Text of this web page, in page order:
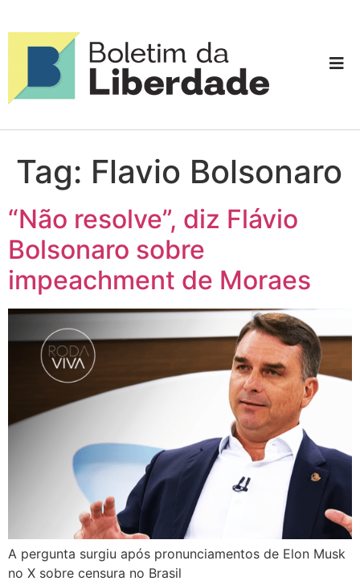
Tag: Flavio Bolsonaro
“Não resolve”, diz Flávio
Bolsonaro sobre
impeachment de Moraes
A pergunta surgiu após pronunciamentos de Elon Musk
no X sobre censura no Brasil